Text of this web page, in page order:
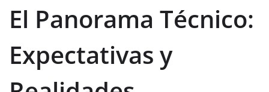
El Panorama Técnico:
Expectativas y